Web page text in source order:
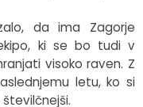
da ima Zagorje
ki se bo tudi v
visoko raven. Z
letu, ko si